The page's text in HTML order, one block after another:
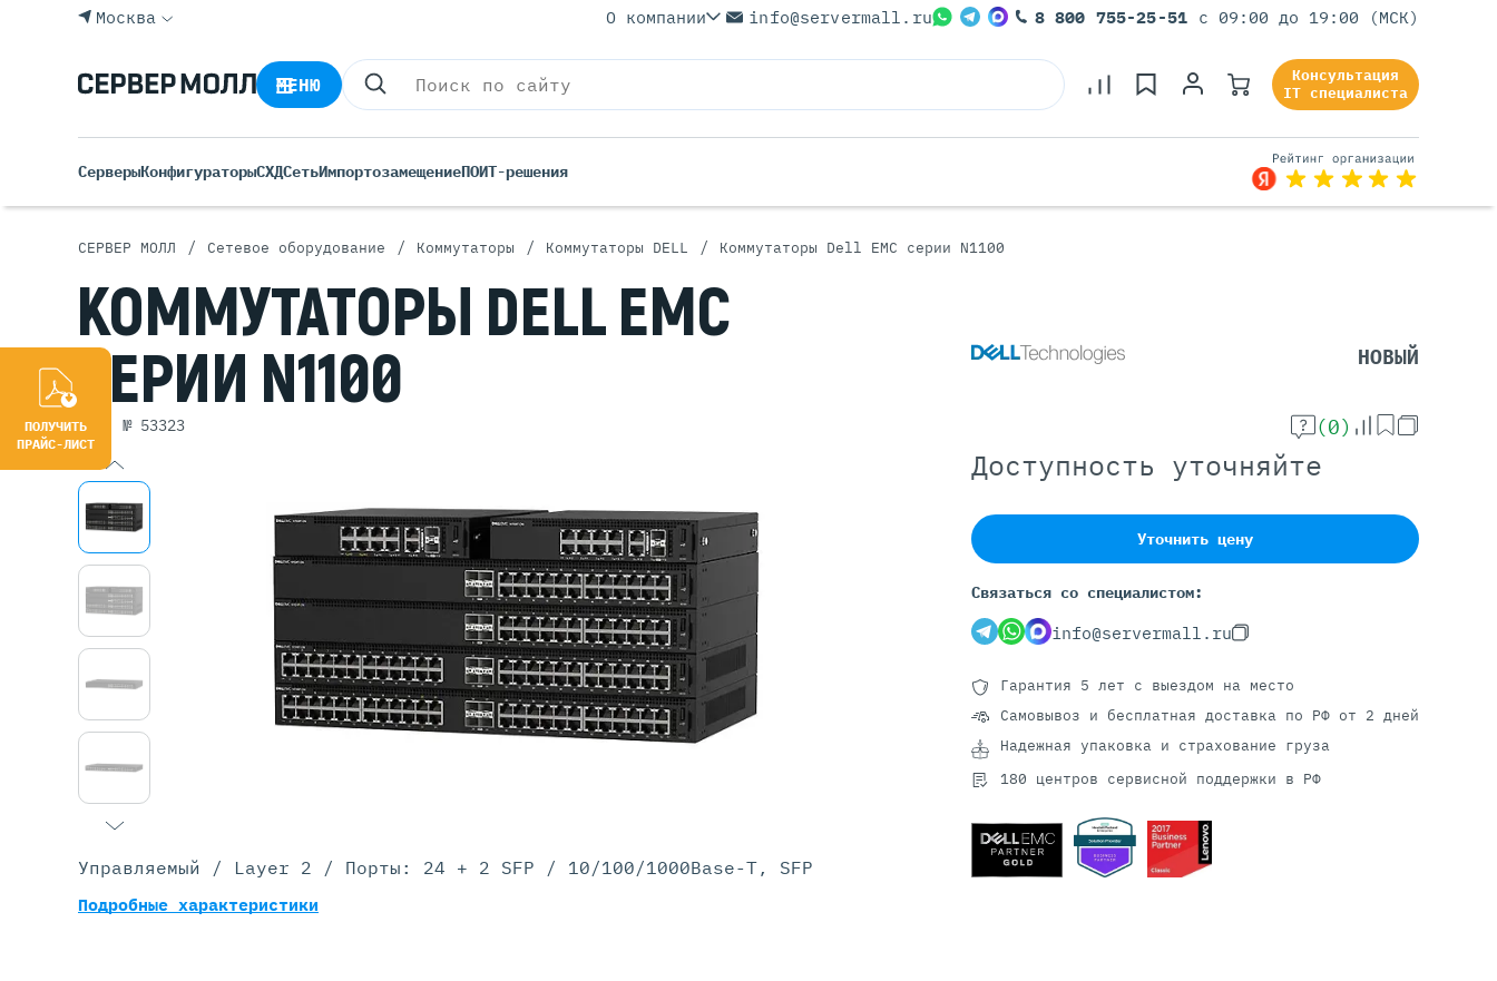
Rack Серверы
Tower Серверы
Серверы Huawei Atlas
Серверы Для Офиса
Серверы Для Виртуализации
Серверы DELL
DELL G17
DELL G16
DELL G15
DELL G14
С GPU AMD
С 4 GPU
С 8 GPU
Москва О компании info@servermall.ru 8 800 755-25-51 с 09:00 до 19:00 (МСК)
МЕНЮ
Консультация
IT специалиста
СерверыКонфигураторыСХДСетьИмпортозамещениеПОИТ-решения
СЕРВЕР МОЛЛ / Сетевое оборудование / Коммутаторы / Коммутаторы DELL / Коммутаторы Dell EMC серии N1100
КОММУТАТОРЫ DELL EMC
СЕРИИ N1100
арт. № 53323
НОВЫЙ
(0)
Доступность уточняйте
Уточнить цену
Связаться со специалистом:
info@servermall.ru
Гарантия 5 лет с выездом на место
Самовывоз и бесплатная доставка по РФ от 2 дней
Надежная упаковка и страхование груза
180 центров сервисной поддержки в РФ
Управляемый / Layer 2 / Порты: 24 + 2 SFP / 10/100/1000Base-T, SFP
Подробные характеристики
ПОЛУЧИТЬ
ПРАЙС-ЛИСТ